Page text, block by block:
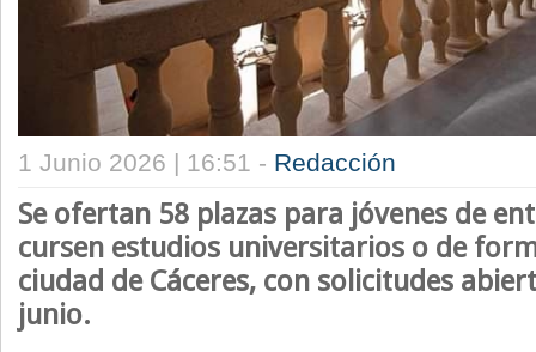
1 Junio 2026 | 16:51 - Redacción
Se ofertan 58 plazas para jóvenes de
cursen estudios universitarios o de
ciudad de Cáceres, con solicitudes
junio.